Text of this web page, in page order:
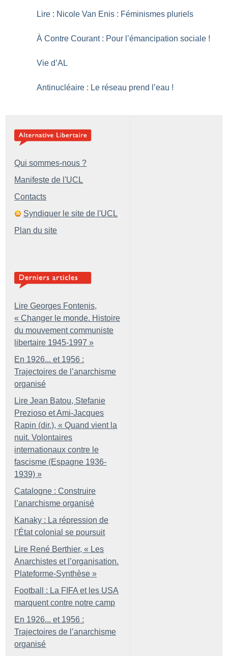
Lire : Nicole Van Enis : Féminismes pluriels
À Contre Courant : Pour l’émancipation sociale !
Vie d’AL
Antinucléaire : Le réseau prend l’eau !
Qui sommes-nous ?
Manifeste de l'UCL
Contacts
Syndiquer le site de l'UCL
Plan du site
Lire Georges Fontenis,
« Changer le monde. Histoire
du mouvement communiste
libertaire 1945-1997 »
En 1926... et 1956 :
Trajectoires de l’anarchisme
organisé
Lire Jean Batou, Stefanie
Prezioso et Ami-Jacques
Rapin (dir.), « Quand vient la
nuit. Volontaires
internationaux contre le
fascisme (Espagne 1936-
1939) »
Catalogne : Construire
l’anarchisme organisé
Kanaky : La répression de
l’État colonial se poursuit
Lire René Berthier, « Les
Anarchistes et l’organisation.
Plateforme-Synthèse »
Football : La FIFA et les USA
marquent contre notre camp
En 1926... et 1956 :
Trajectoires de l’anarchisme
organisé